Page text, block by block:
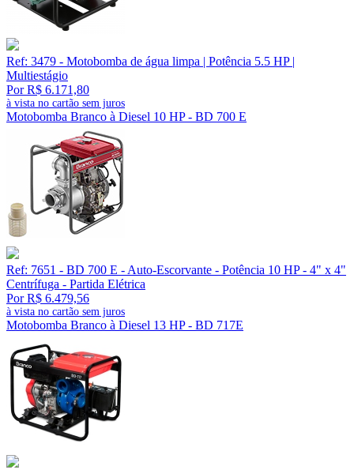
Ref: 3479 - Motobomba de água limpa | Potência 5.5 HP |
Multiestágio
Por R$ 6.171,80
à vista no cartão sem juros
Motobomba Branco à Diesel 10 HP - BD 700 E
Ref: 7651 - BD 700 E - Auto-Escorvante - Potência 10 HP - 4" x 4"
Centrífuga - Partida Elétrica
Por R$ 6.479,56
à vista no cartão sem juros
Motobomba Branco à Diesel 13 HP - BD 717E